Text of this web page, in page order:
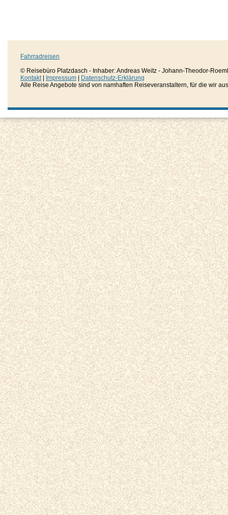
Fahrradreisen
© Reisebüro Platzdasch - Inhaber: Andreas Weitz - Johann-Theodor-
Kontakt| Impressum
Datenschutz-Erklärung
Alle Reise Angebote sind von namhaften Reiseveranstaltern, für die wir